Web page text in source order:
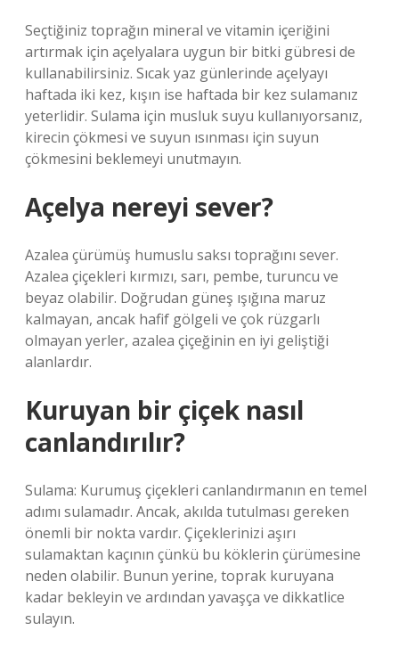
Seçtiğiniz toprağın mineral ve vitamin içeriğini
artırmak için açelyalara uygun bir bitki gübresi de
kullanabilirsiniz. Sıcak yaz günlerinde açelyayı
haftada iki kez, kışın ise haftada bir kez sulamanız
yeterlidir. Sulama için musluk suyu kullanıyorsanız,
kirecin çökmesi ve suyun ısınması için suyun
çökmesini beklemeyi unutmayın.
Açelya nereyi sever?
Azalea çürümüş humuslu saksı toprağını sever.
Azalea çiçekleri kırmızı, sarı, pembe, turuncu ve
beyaz olabilir. Doğrudan güneş ışığına maruz
kalmayan, ancak hafif gölgeli ve çok rüzgarlı
olmayan yerler, azalea çiçeğinin en iyi geliştiği
alanlardır.
Kuruyan bir çiçek nasıl
canlandırılır?
Sulama: Kurumuş çiçekleri canlandırmanın en temel
adımı sulamadır. Ancak, akılda tutulması gereken
önemli bir nokta vardır. Çiçeklerinizi aşırı
sulamaktan kaçının çünkü bu köklerin çürümesine
neden olabilir. Bunun yerine, toprak kuruyana
kadar bekleyin ve ardından yavaşça ve dikkatlice
sulayın.